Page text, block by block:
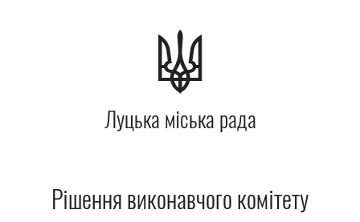
Про місто
Міська влада
Міська рада
Публічна інформація
Луцька міська рада
Рішення виконавчого комітету